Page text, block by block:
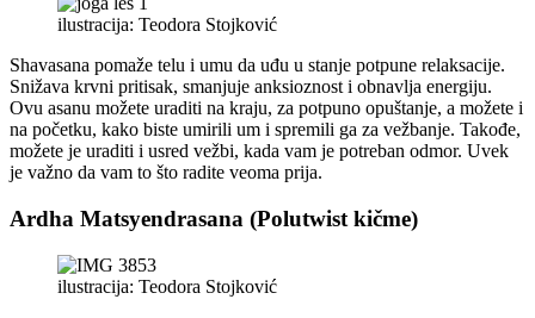
ilustracija: Teodora Stojković
Shavasana pomaže telu i umu da uđu u stanje potpune relaksacije.
Snižava krvni pritisak, smanjuje anksioznost i obnavlja energiju.
Ovu asanu možete uraditi na kraju, za potpuno opuštanje, a možete i
na početku, kako biste umirili um i spremili ga za vežbanje. Takođe,
možete je uraditi i usred vežbi, kada vam je potreban odmor. Uvek
je važno da vam to što radite veoma prija.
Ardha Matsyendrasana (Polutwist kičme)
ilustracija: Teodora Stojković